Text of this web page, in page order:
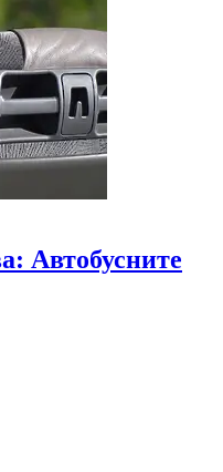
Автобусните